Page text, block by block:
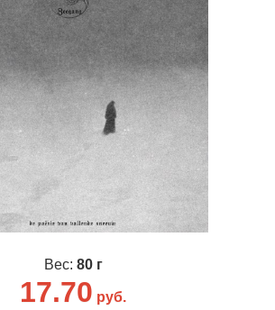
Вес: 80 г
17.70 руб.